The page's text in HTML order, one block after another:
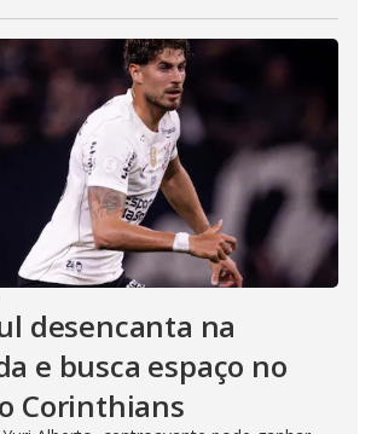
desencanta na
e busca espaço no
Corinthians